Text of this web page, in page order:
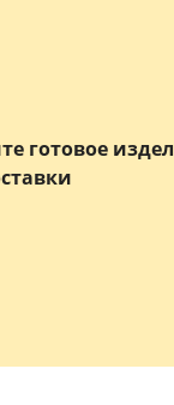
готовое